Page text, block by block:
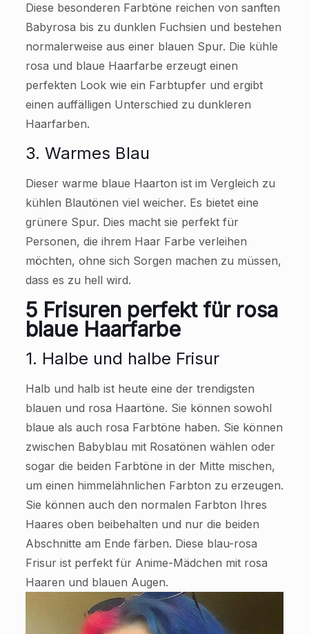
Diese besonderen Farbtöne reichen von sanften
Babyrosa bis zu dunklen Fuchsien und bestehen
normalerweise aus einer blauen Spur. Die kühle
rosa und blaue Haarfarbe erzeugt einen
perfekten Look wie ein Farbtupfer und ergibt
einen auffälligen Unterschied zu dunkleren
Haarfarben.
3. Warmes Blau
Dieser warme blaue Haarton ist im Vergleich zu
kühlen Blautönen viel weicher. Es bietet eine
grünere Spur. Dies macht sie perfekt für
Personen, die ihrem Haar Farbe verleihen
möchten, ohne sich Sorgen machen zu müssen,
dass es zu hell wird.
5 Frisuren perfekt für rosa
blaue Haarfarbe
1. Halbe und halbe Frisur
Halb und halb ist heute eine der trendigsten
blauen und rosa Haartöne. Sie können sowohl
blaue als auch rosa Farbtöne haben. Sie können
zwischen Babyblau mit Rosatönen wählen oder
sogar die beiden Farbtöne in der Mitte mischen,
um einen himmelähnlichen Farbton zu erzeugen.
Sie können auch den normalen Farbton Ihres
Haares oben beibehalten und nur die beiden
Abschnitte am Ende färben. Diese blau-rosa
Frisur ist perfekt für Anime-Mädchen mit rosa
Haaren und blauen Augen.